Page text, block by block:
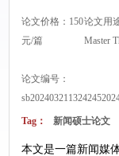
论文价格：150
元/篇
论文用
Master
论文编号：
Tag： 新闻硕士论文
本文是一篇新闻媒